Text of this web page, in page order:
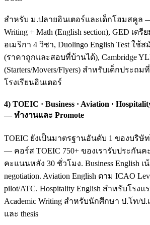
สำหรับ ม.ปลายอินเตอร์และเด็กโฮมสคูล —
Writing + Math (English section), GED เต
อเมริกา 4 วิชา, Duolingo English Test ใ
(ราคาถูกและสอบที่บ้านได้), Cambridge
(Starters/Movers/Flyers) สำหรับเด็กประถม
โรงเรียนอินเตอร์
4) TOEIC · Business · Aviation ·
— ทำงานและ Promote
TOEIC ยังเป็นมาตรฐานอันดับ 1 ของบริ
— คอร์ส TOEIC 750+ ของเรารับประกันค
คะแนนหลัง 30 ชั่วโมง. Business English เน้
negotiation. Aviation English ตาม ICAO
pilot/ATC. Hospitality English สำหรับโรง
Academic Writing สำหรับนักศึกษา ป.โท/ป.
และ thesis